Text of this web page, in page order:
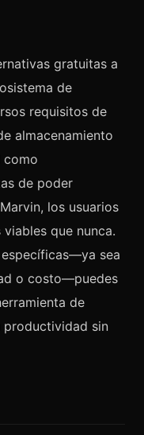
gratuitas a
de
requisitos de
almacenamiento
como
de poder
los usuarios
que nunca.
sea
o costo—puedes
de
productividad sin